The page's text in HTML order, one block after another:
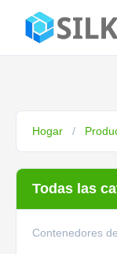
Hogar /
Todas las
Contenedores